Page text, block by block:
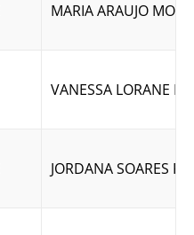
MARIA ARAUJO
VANESSA LORANE
JORDANA SOARES